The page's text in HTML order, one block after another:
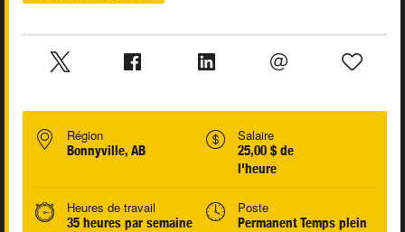
Région
Bonnyville, AB
Salaire
25,00 $ de
l'heure
Heures de travail
35 heures par semaine
Poste
Permanent Temps plein